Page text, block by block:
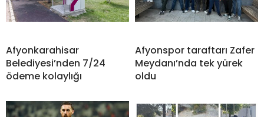
Afyonkarahisar
Belediyesi’nden 7/24
ödeme kolaylığı
Afyonspor taraftarı Zafer
Meydanı’nda tek yürek
oldu